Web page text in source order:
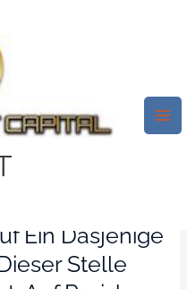
Erzahlen
Hinein
Ist
Ein Dasjenige
Stelle